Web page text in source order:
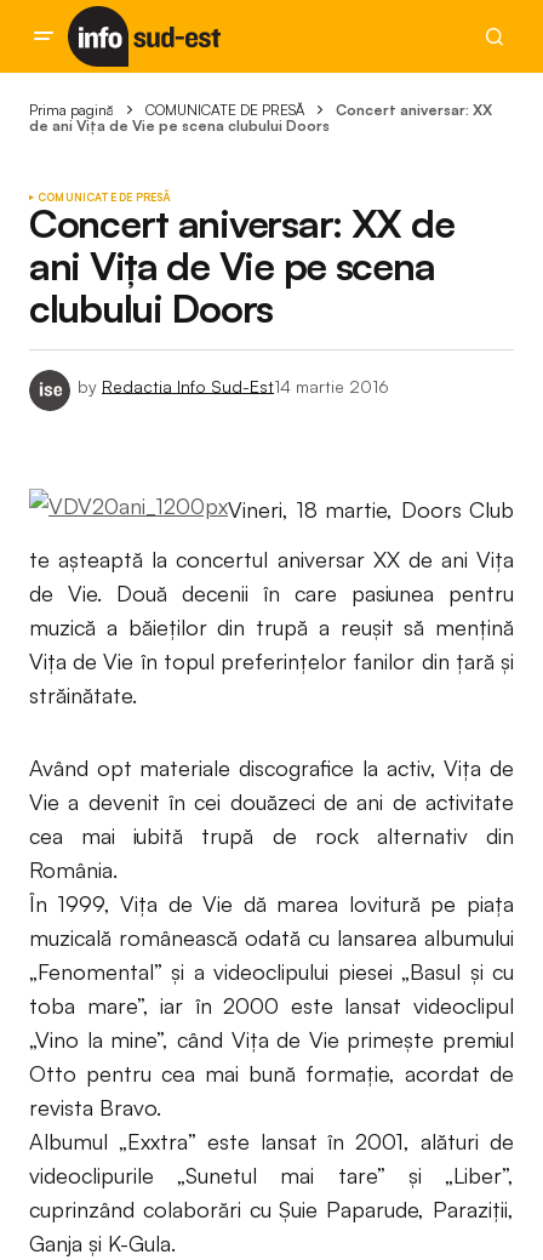
Prima pagină COMUNICATE DE PRESĂ
Concert aniversar: XX
de ani Vița de Vie pe scena clubului Doors
COMUNICATE DE PRESĂ
Concert aniversar: XX de
ani Vița de Vie pe scena
clubului Doors
by Redactia Info Sud-Est14 martie 2016
Vineri, 18 martie, Doors Club
te așteaptă la concertul aniversar XX de ani Vița
de Vie. Două decenii în care pasiunea pentru
muzică a băieților din trupă a reușit să mențină
Vița de Vie în topul preferințelor fanilor din țară și
străinătate.
Având opt materiale discografice la activ, Vița de
Vie a devenit în cei douăzeci de ani de activitate
cea mai iubită trupă de rock alternativ din
România.
În 1999, Vița de Vie dă marea lovitură pe piața
muzicală românească odată cu lansarea albumului
„Fenomental” și a videoclipului piesei „Basul și cu
toba mare”, iar în 2000 este lansat videoclipul
„Vino la mine”, când Vița de Vie primește premiul
Otto pentru cea mai bună formație, acordat de
revista Bravo.
Albumul „Exxtra” este lansat în 2001, alături de
videoclipurile „Sunetul mai tare” și „Liber”,
cuprinzând colaborări cu Șuie Paparude, Paraziții,
Ganja și K-Gula.